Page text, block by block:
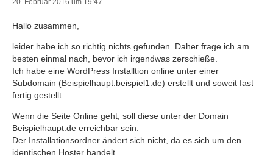
20. Februar 2016 um 19:47
Hallo zusammen,
leider habe ich so richtig nichts gefunden. Daher frage ich am
besten einmal nach, bevor ich irgendwas zerschieße.
Ich habe eine WordPress Installtion online unter einer
Subdomain (Beispielhaupt.beispiel1.de) erstellt und soweit fast
fertig gestellt.
Wenn die Seite Online geht, soll diese unter der Domain
Beispielhaupt.de erreichbar sein.
Der Installationsordner ändert sich nicht, da es sich um den
identischen Hoster handelt.